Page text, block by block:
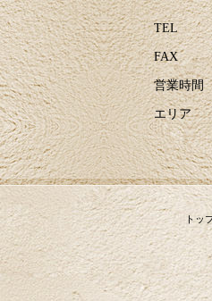
2026/04/17
青葉が美しい季節になりました。明る
差しを新しい窓で迎えませんか？環境
実施する「みらいエコ住宅2026事業」
助金の交付が決定しました。断熱性能
い窓を導入する「窓リノベ」では、熱
音・結露軽減により光熱費の削減や快
住環境の向上が期待できます。（補助
請には様々な要件クリアが必要となり
す）カインドリフォームはお見積り・
談は無料です。皆様からのお問合せを
ちしております。
2026/04/07
春、新しいスタートの季節ですね。大
ランドセルを背負った新入生が桜の下
しそうに歩く姿を見かけます。ホーム
TEL
FAX
営業時間
エリア
トッ